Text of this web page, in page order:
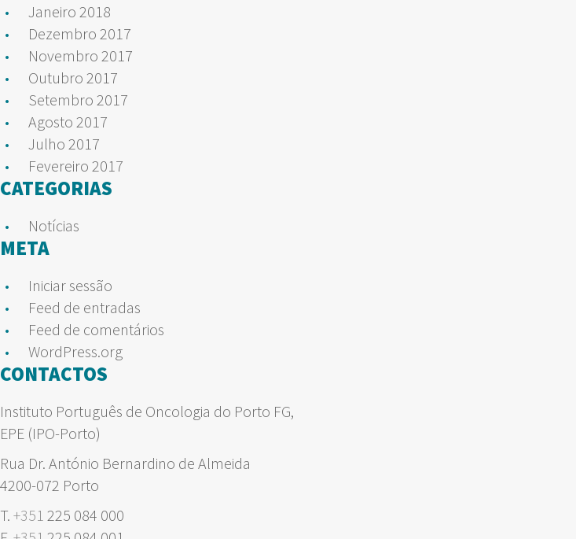
Janeiro 2018
Dezembro 2017
Novembro 2017
Outubro 2017
Setembro 2017
Agosto 2017
Julho 2017
Fevereiro 2017
CATEGORIAS
Notícias
META
Iniciar sessão
Feed de entradas
Feed de comentários
WordPress.org
CONTACTOS
Instituto Português de Oncologia do Porto FG,
EPE (IPO-Porto)
Rua Dr. António Bernardino de Almeida
4200-072 Porto
T. +351 225 084 000